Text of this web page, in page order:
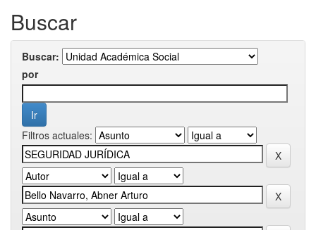
Buscar
Buscar:
por
Filtros actuales: